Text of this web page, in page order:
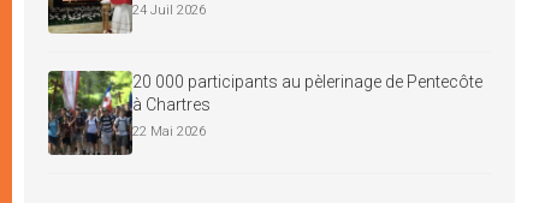
24 Juil 2026
20 000 participants au pèlerinage de Pentecôte
à Chartres
22 Mai 2026